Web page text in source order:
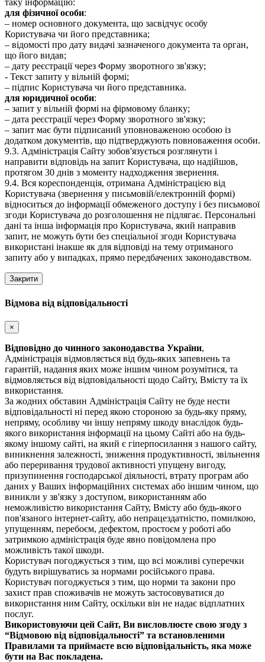
таку інформацію:
для фізичної особи:
– номер основного документа, що засвідчує особу
Користувача чи його представника;
– відомості про дату видачі зазначеного документа та орган,
що його видав;
– дату реєстрації через Форму зворотного зв'язку;
- Текст запиту у вільній формі;
– підпис Користувача чи його представника.
для юридичної особи:
– запит у вільній формі на фірмовому бланку;
– дата реєстрації через Форму зворотного зв'язку;
– запит має бути підписаний уповноваженою особою із
додатком документів, що підтверджують повноваження особи.
9.3. Адміністрація Сайту зобов'язується розглянути і
направити відповідь на запит Користувача, що надійшов,
протягом 30 днів з моменту надходження звернення.
9.4. Вся кореспонденція, отримана Адміністрацією від
Користувача (звернення у письмовій/електронній формі)
відноситься до інформації обмеженого доступу і без письмової
згоди Користувача до розголошення не підлягає. Персональні
дані та інша інформація про Користувача, який направив
запит, не можуть бути без спеціальної згоди Користувача
використані інакше як для відповіді на тему отриманого
запиту або у випадках, прямо передбачених законодавством.
Закрити
Відмова від відповідальності
×
Відповідно до чинного законодавства України,
Адміністрація відмовляється від будь-яких запевнень та
гарантій, надання яких може іншим чином розумітися, та
відмовляється від відповідальності щодо Сайту, Вмісту та їх
використання.
За жодних обставин Адміністрація Сайту не буде нести
відповідальності ні перед якою стороною за будь-яку пряму,
непряму, особливу чи іншу непряму шкоду внаслідок будь-
якого використання інформації на цьому Сайті або на будь-
якому іншому сайті, на який є гіперпосилання з нашого сайту,
виникнення залежності, зниження продуктивності, звільнення
або переривання трудової активності упущену вигоду,
призупинення господарської діяльності, втрату програм або
даних у Ваших інформаційних системах або іншим чином, що
виникли у зв'язку з доступом, використанням або
неможливістю використання Сайту, Вмісту або будь-якого
пов'язаного інтернет-сайту, або непрацездатністю, помилкою,
упущенням, перебоєм, дефектом, простоєм у роботі або
затримкою адміністрація буде явно повідомлена про
можливість такої шкоди.
Користувач погоджується з тим, що всі можливі суперечки
будуть вирішуватись за нормами російського права.
Користувач погоджується з тим, що норми та закони про
захист прав споживачів не можуть застосовуватися до
використання ним Сайту, оскільки він не надає відплатних
послуг.
Використовуючи цей Сайт, Ви висловлюєте свою згоду з
“Відмовою від відповідальності” та встановленими
Правилами та приймаєте всю відповідальність, яка може
бути на Вас покладена.